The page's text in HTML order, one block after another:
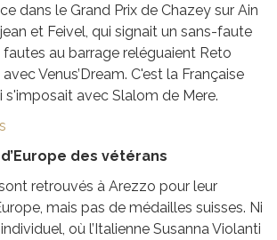
dans le Grand Prix de Chazey sur Ain
et Feivel, qui signait un sans-faute
fautes au barrage reléguaient Reto
Venus’Dream. C'est la Française
s'imposait avec Slalom de Mere.
des vétérans
retrouvés à Arezzo pour leur
mais pas de médailles suisses. Ni
où l’Italienne Susanna Violanti